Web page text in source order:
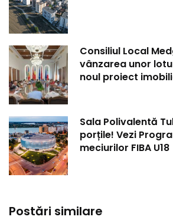
Consiliul Local
vânzarea unor
noul proiect
Sala Polivalentă
porțile! Vezi
meciurilor FIBA U18
Postări similare